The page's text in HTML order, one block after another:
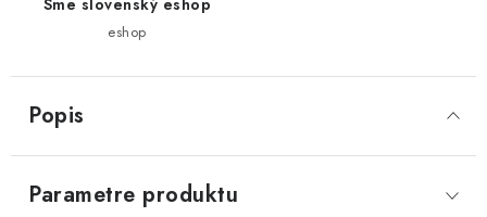
Sme slovenský eshop
eshop
Popis
Parametre produktu